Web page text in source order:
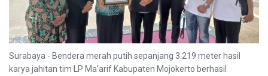
Surabaya - Bendera merah putih sepanjang 3.219 meter hasil
karya jahitan tim LP Ma'arif Kabupaten Mojokerto berhasil